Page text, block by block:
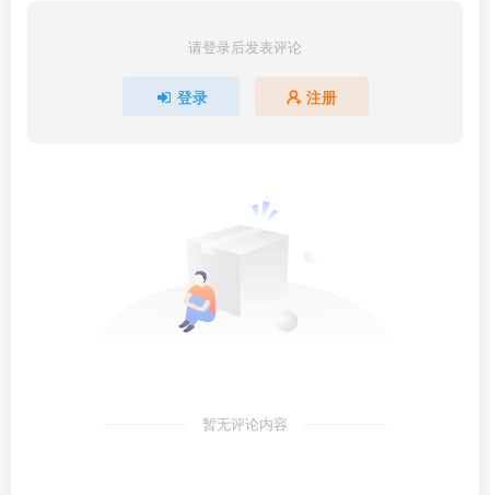
请登录后发表评论
登录 注册
暂无评论内容